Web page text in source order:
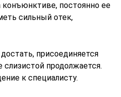
постоянно ее
сильный отек,
присоединяется
продолжается.
к специалисту.